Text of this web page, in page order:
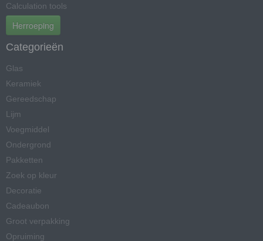
Calculation tools
Herroeping
Categorieën
Glas
Keramiek
Gereedschap
Lijm
Voegmiddel
Ondergrond
Pakketten
Zoek op kleur
Decoratie
Cadeaubon
Groot verpakking
Opruiming